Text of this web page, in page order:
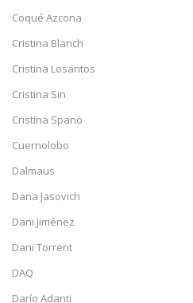
Coqué Azcona
Cristina Blanch
Cristina Losantos
Cristina Sin
Cristina Spanò
Cuernolobo
Dalmaus
Dana Jasovich
Dani Jiménez
Dani Torrent
DAQ
Darío Adanti